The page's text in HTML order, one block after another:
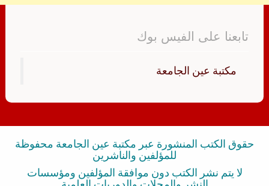
تابعنا على الفيس بوك
‏مكتبة عين الجامعة‏
حقوق الكتب المنشورة عبر مكتبة عين الجامعة محفوظة
للمؤلفين والناشرين
لا يتم نشر الكتب دون موافقة المؤلفين ومؤسسات